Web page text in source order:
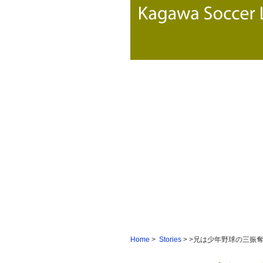
Home > Stories > >兄は少年野球の三振